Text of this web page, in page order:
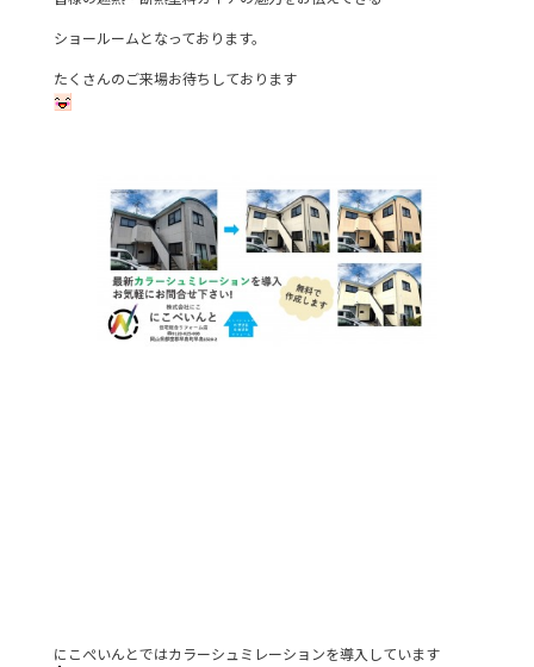
ショールームとなっております。
たくさんのご来場お待ちしております
にこぺいんとではカラーシュミレーションを導入しています